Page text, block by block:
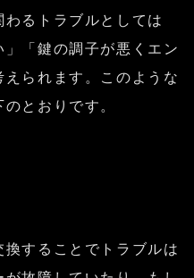
るトラブルとしては
」「鍵の調子が悪くエン
られます。このような
とおりです。
することでトラブルは